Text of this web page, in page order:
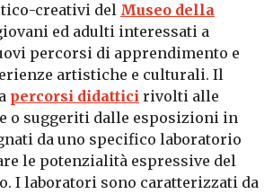
creativi del Museo della
ed adulti interessati a
percorsi di apprendimento e
artistiche e culturali. Il
percorsi didattici rivolti alle
o suggeriti dalle esposizioni in
da uno specifico laboratorio
le potenzialità espressive del
I laboratori sono caratterizzati da